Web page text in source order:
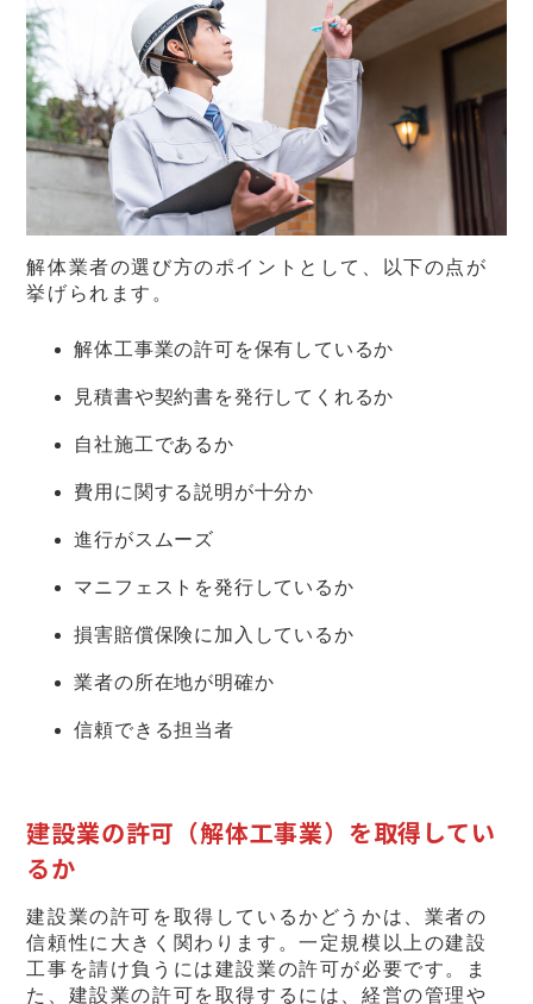
解体業者の選び方のポイントとして、以下の点が
挙げられます。
解体工事業の許可を保有しているか
見積書や契約書を発行してくれるか
自社施工であるか
費用に関する説明が十分か
進行がスムーズ
マニフェストを発行しているか
損害賠償保険に加入しているか
業者の所在地が明確か
信頼できる担当者
建設業の許可（解体工事業）を取得してい
るか
建設業の許可を取得しているかどうかは、業者の
信頼性に大きく関わります。一定規模以上の建設
工事を請け負うには建設業の許可が必要です。ま
た、建設業の許可を取得するには、経営の管理や